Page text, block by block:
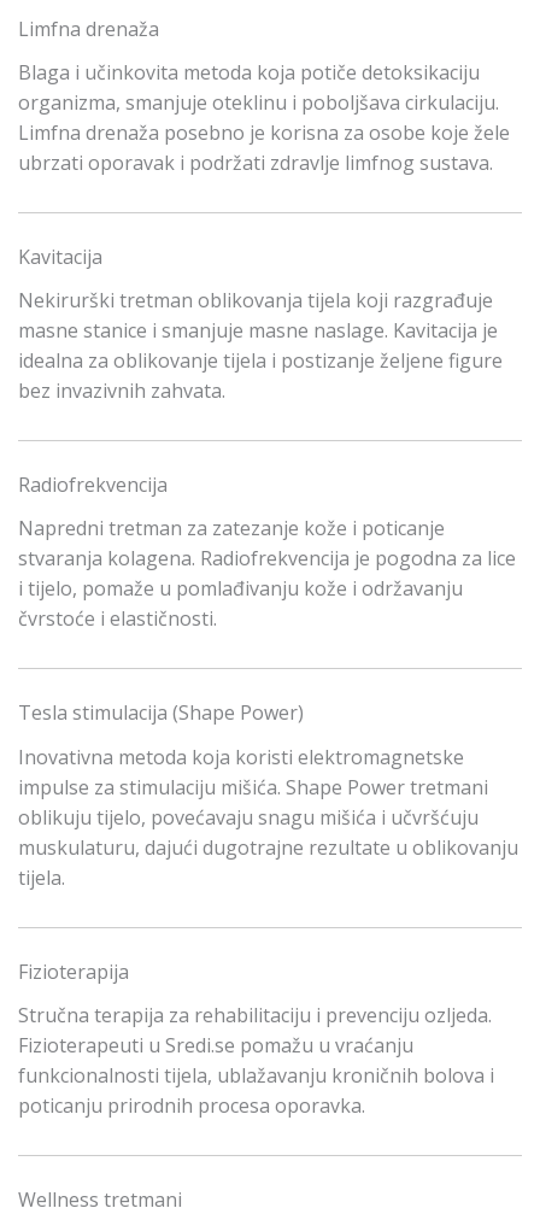
Limfna drenaža
Blaga i učinkovita metoda koja potiče detoksikaciju
organizma, smanjuje oteklinu i poboljšava cirkulaciju.
Limfna drenaža posebno je korisna za osobe koje žele
ubrzati oporavak i podržati zdravlje limfnog sustava.
Kavitacija
Nekirurški tretman oblikovanja tijela koji razgrađuje
masne stanice i smanjuje masne naslage. Kavitacija je
idealna za oblikovanje tijela i postizanje željene figure
bez invazivnih zahvata.
Radiofrekvencija
Napredni tretman za zatezanje kože i poticanje
stvaranja kolagena. Radiofrekvencija je pogodna za lice
i tijelo, pomaže u pomlađivanju kože i održavanju
čvrstoće i elastičnosti.
Tesla stimulacija (Shape Power)
Inovativna metoda koja koristi elektromagnetske
impulse za stimulaciju mišića. Shape Power tretmani
oblikuju tijelo, povećavaju snagu mišića i učvršćuju
muskulaturu, dajući dugotrajne rezultate u oblikovanju
tijela.
Fizioterapija
Stručna terapija za rehabilitaciju i prevenciju ozljeda.
Fizioterapeuti u Sredi.se pomažu u vraćanju
funkcionalnosti tijela, ublažavanju kroničnih bolova i
poticanju prirodnih procesa oporavka.
Wellness tretmani